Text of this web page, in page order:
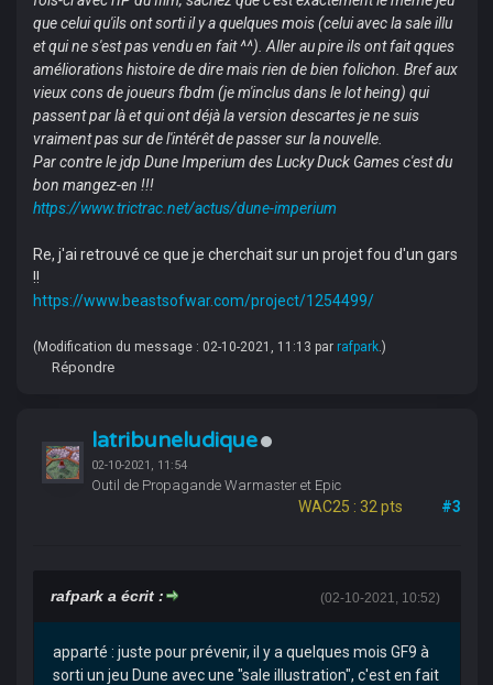
que celui qu'ils ont sorti il y a quelques mois (celui avec la sale illu
et qui ne s'est pas vendu en fait ^^). Aller au pire ils ont fait qques
améliorations histoire de dire mais rien de bien folichon. Bref aux
vieux cons de joueurs fbdm (je m'inclus dans le lot heing) qui
passent par là et qui ont déjà la version descartes je ne suis
vraiment pas sur de l'intérêt de passer sur la nouvelle.
Par contre le jdp Dune Imperium des Lucky Duck Games c'est du
bon mangez-en !!!
https://www.trictrac.net/actus/dune-imperium
Re, j'ai retrouvé ce que je cherchait sur un projet fou d'un gars
!!
https://www.beastsofwar.com/project/1254499/
(Modification du message : 02-10-2021, 11:13 par rafpark.)
Répondre
latribuneludique
02-10-2021, 11:54
Outil de Propagande Warmaster et Epic
WAC25 : 32 pts #3
(02-10-2021, 10:52)
rafpark a écrit :
apparté : juste pour prévenir, il y a quelques mois GF9 à
sorti un jeu Dune avec une "sale illustration", c'est en fait